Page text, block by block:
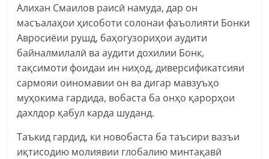
Алихан Смаилов раисӣ намуда, дар он
масъалаҳои ҳисоботи солонаи фаъолияти Бонки
Авросиёии рушд, баҳогузориҳои аудити
байналмилалӣ ва аудити дохилии Бонк,
тақсимоти фоидаи ин ниҳод, диверсификатсияи
сармояи оиномавии он ва дигар мавзуъҳо
муҳокима гардида, вобаста ба онҳо қарорҳои
дахлдор қабул карда шуданд.
Таъкид гардид, ки новобаста ба таъсири вазъи
иқтисодию молиявии глобалию минтақавӣ